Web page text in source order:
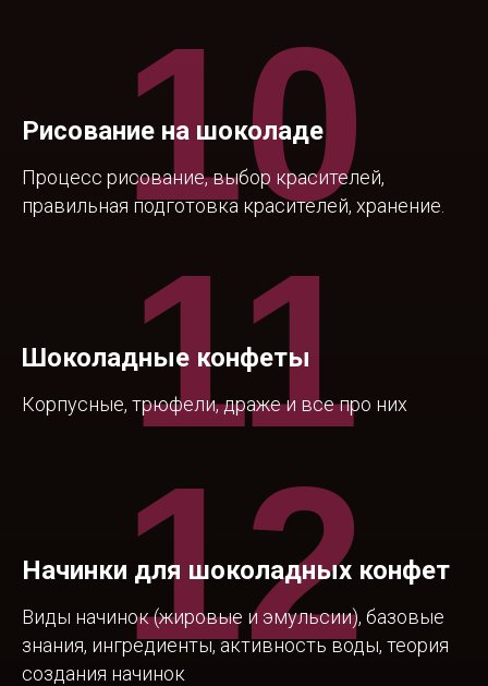
Рисование на шоколаде
Процесс рисование, выбор красителей,
правильная подготовка красителей, хранение.
10
Шоколадные конфеты
Корпусные, трюфели, драже и все про них
11
Начинки для шоколадных конфет
Виды начинок (жировые и эмульсии), базовые
знания, ингредиенты, активность воды, теория
создания начинок12